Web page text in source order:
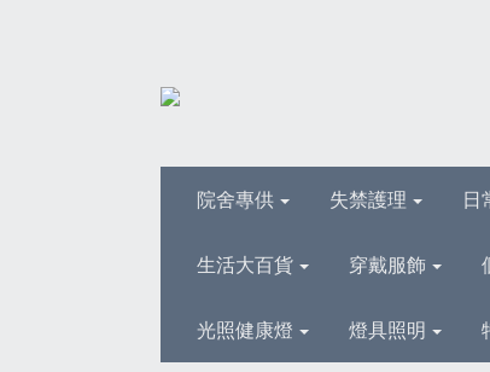
院舍專供 失禁護理 日
生活大百貨 穿戴服飾
光照健康燈 燈具照明